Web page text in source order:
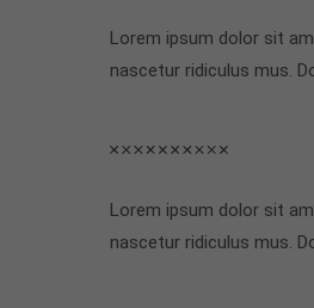
Lorem ipsum dolor sit
nascetur ridiculus mus.
Lorem ipsum dolor sit
nascetur ridiculus mus.